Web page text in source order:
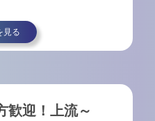
見る
歓迎！上流～